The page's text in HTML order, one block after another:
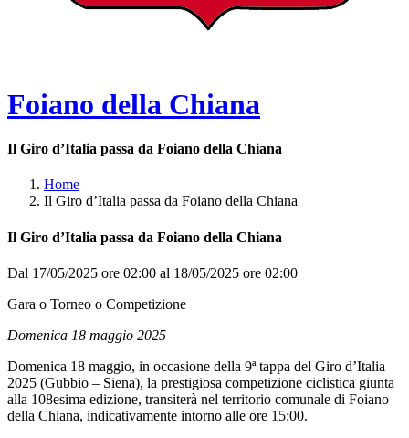
Foiano della Chiana
Il Giro d’Italia passa da Foiano della Chiana
Home
Il Giro d’Italia passa da Foiano della Chiana
Il Giro d’Italia passa da Foiano della Chiana
Dal 17/05/2025 ore 02:00 al 18/05/2025 ore 02:00
Gara o Torneo o Competizione
Domenica 18 maggio 2025
Domenica 18 maggio, in occasione della 9ª tappa del Giro d’Italia
2025 (Gubbio – Siena), la prestigiosa competizione ciclistica giunta
alla 108esima edizione, transiterà nel territorio comunale di Foiano
della Chiana, indicativamente intorno alle ore 15:00.